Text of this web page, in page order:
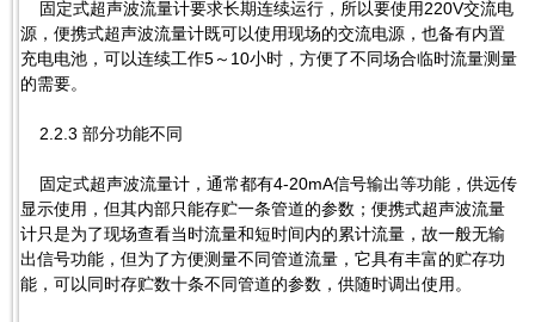
固定式超声波流量计要求长期连续运行，所以要使用220V交流电
源，便携式超声波流量计既可以使用现场的交流电源，也备有内置
充电电池，可以连续工作5～10小时，方便了不同场合临时流量测量
的需要。
2.2.3 部分功能不同
固定式超声波流量计，通常都有4-20mA信号输出等功能，供远传
显示使用，但其内部只能存贮一条管道的参数；便携式超声波流量
计只是为了现场查看当时流量和短时间内的累计流量，故一般无输
出信号功能，但为了方便测量不同管道流量，它具有丰富的贮存功
能，可以同时存贮数十条不同管道的参数，供随时调出使用。